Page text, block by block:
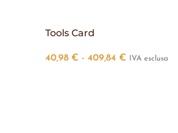
Tools Card
40,98 € - 409,84 € IVA esclusa